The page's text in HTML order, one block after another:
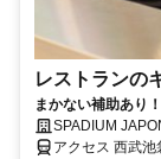
レストランの
まかない補助あり
活躍中！週2日～
SPADIUM
アクセス 西武